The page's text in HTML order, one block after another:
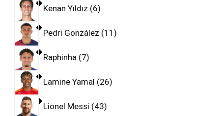
Kenan Yıldız 6
Pedri González 11
Raphinha 7
Lamine Yamal 26
Lionel Messi 43